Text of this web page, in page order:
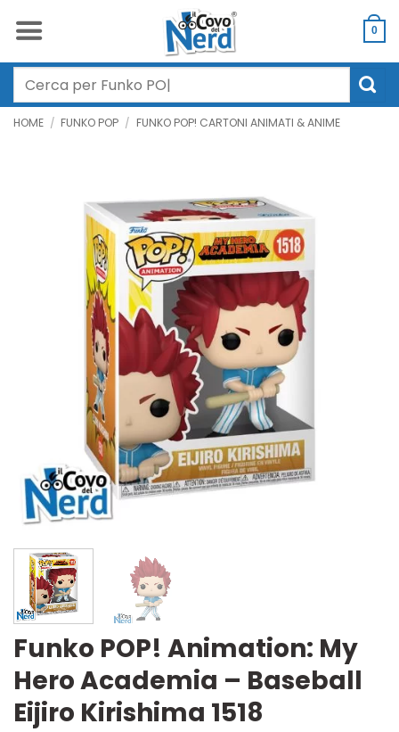
0
Cerca:
HOME / FUNKO POP / FUNKO POP! CARTONI ANIMATI & ANIME
Funko POP! Animation: My
Hero Academia – Baseball
Eijiro Kirishima 1518